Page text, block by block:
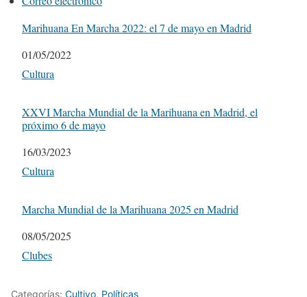
Marihuana En Marcha 2022: el 7 de mayo en Madrid
Fecha
01/05/2022
Respecto a
Cultura
XXVI Marcha Mundial de la Marihuana en Madrid, el
próximo 6 de mayo
Fecha
16/03/2023
Respecto a
Cultura
Marcha Mundial de la Marihuana 2025 en Madrid
Fecha
08/05/2025
Respecto a
Clubes
Categorías: Cultivo, Políticas